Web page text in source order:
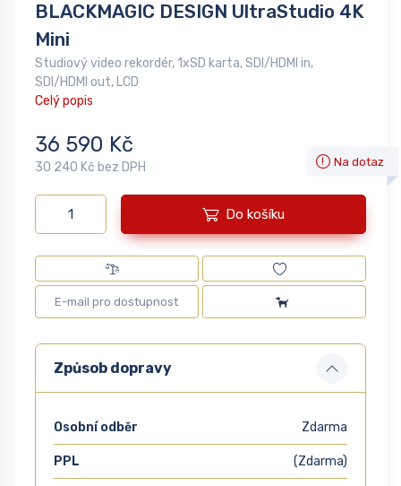
BLACKMAGIC DESIGN UltraStudio 4K
Mini
Studiový video rekordér, 1xSD karta, SDI/HDMI in,
SDI/HDMI out, LCD
Celý popis
36 590 Kč
30 240 Kč bez DPH Na dotaz
Do košíku
Způsob dopravy
Osobní odběr Zdarma
PPL (Zdarma)